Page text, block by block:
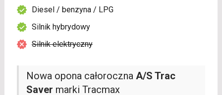
Nowa opona całoroczna A/S Trac
Saver marki Tracmax
Diesel / benzyna / LPG
Silnik hybrydowy
Silnik elektryczny